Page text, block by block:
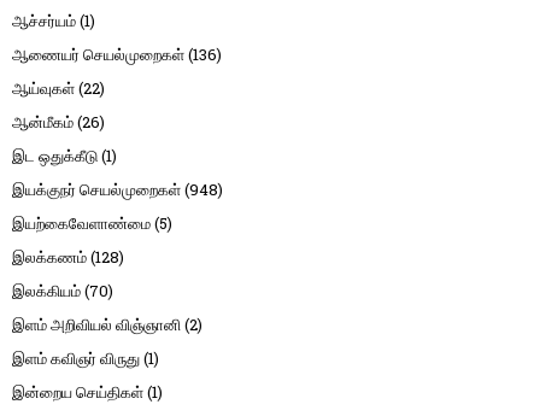
ஆச்சர்யம்(1)
ஆணையர் செயல்முறைகள்(136)
ஆய்வுகள்(22)
ஆன்மீகம்(26)
இட ஒதுக்கீடு(1)
இயக்குநர் செயல்முறைகள்(948)
இயற்கைவேளாண்மை(5)
இலக்கணம்(128)
இலக்கியம்(70)
இளம் அறிவியல் விஞ்ஞானி(2)
இளம் கவிஞர் விருது(1)
இன்றைய செய்திகள்(1)